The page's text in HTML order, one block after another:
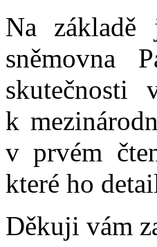
Na základě
sněmovna
skutečnosti
k
v prvém
které ho
Děkuji vám